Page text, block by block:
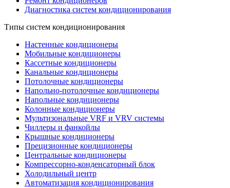
Диагностика систем кондиционирования
Типы систем кондиционирования
Настенные кондиционеры
Мобильные кондиционеры
Кассетные кондиционеры
Канальные кондиционеры
Потолочные кондиционеры
Напольно-потолочные кондиционеры
Напольные кондиционеры
Колонные кондиционеры
Мультизональные VRF и VRV системы
Чиллеры и фанкойлы
Крышные кондиционеры
Прецизионные кондиционеры
Центральные кондиционеры
Компрессорно-конденсаторный блок
Холодильный центр
Автоматизация кондиционирования